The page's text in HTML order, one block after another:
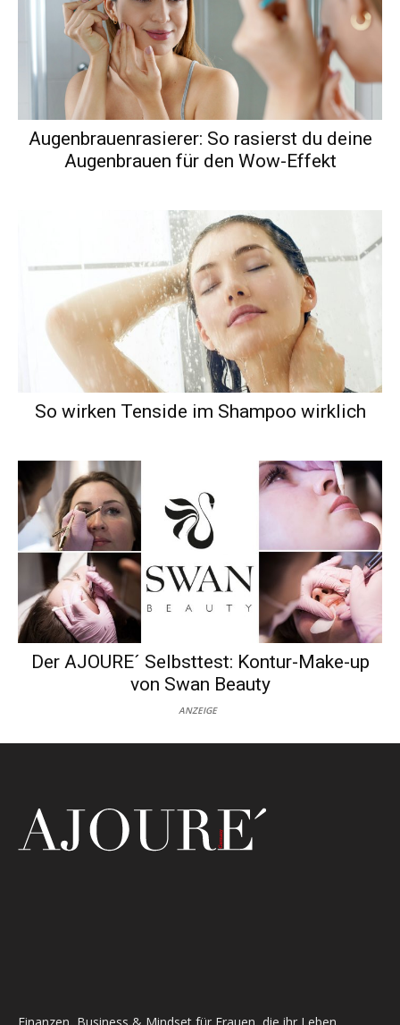
Augenbrauenrasierer: So rasierst du deine
Augenbrauen für den Wow-Effekt
So wirken Tenside im Shampoo wirklich
Der AJOURE´ Selbsttest: Kontur-Make-up
von Swan Beauty
ANZEIGE